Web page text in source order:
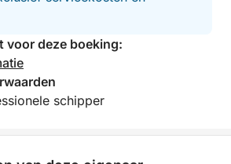
voor deze boeking:
schipper